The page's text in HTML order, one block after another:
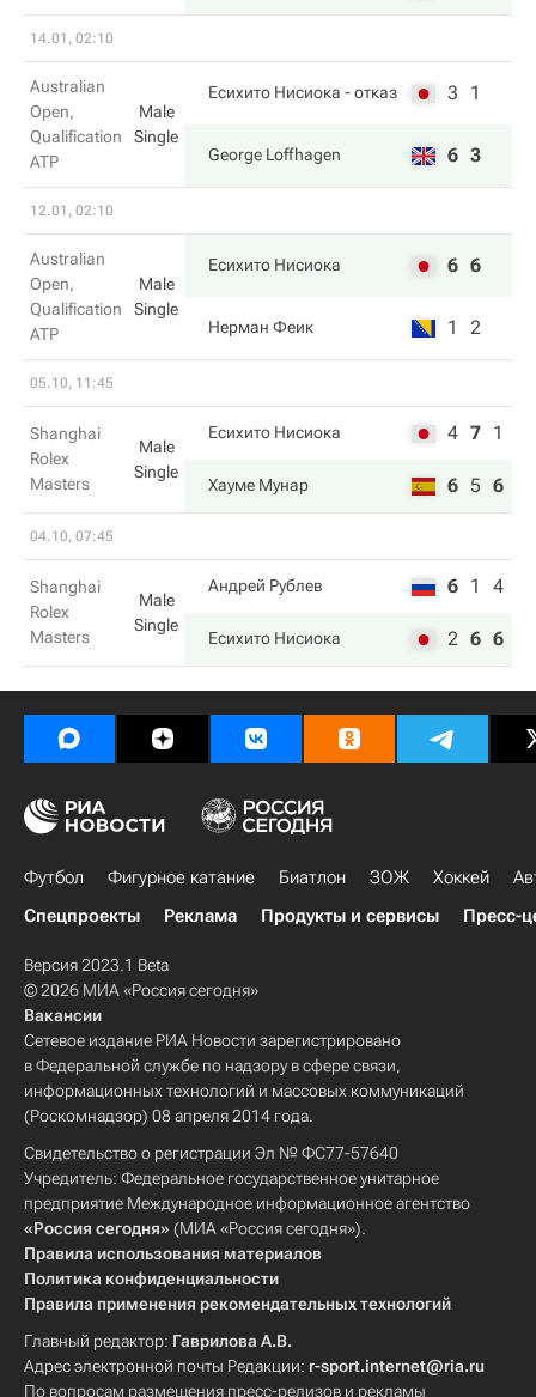
14.01, 02:10
Australian
Open,
Qualification
ATP
Male
Single
Есихито Нисиока - отказ 3 1
George Loffhagen 6 3
12.01, 02:10
Australian
Open,
Qualification
ATP
Male
Single
Есихито Нисиока 6 6
Нерман Феик 1 2
05.10, 11:45
Shanghai
Rolex
Masters
Male
Single
Есихито Нисиока 4 7 1
Хауме Мунар 6 5 6
04.10, 07:45
Shanghai
Rolex
Masters
Male
Single
Андрей Рублев 6 1 4
Есихито Нисиока 2 6 6
Футбол Фигурное катание Биатлон ЗОЖ Хоккей
Спецпроекты
Реклама Продукты и сервисы Пресс-
Версия 2023.1 Beta
© 2026 МИА «Россия сегодня»
Вакансии
Сетевое издание РИА Новости зарегистрировано
в Федеральной службе по надзору в сфере связи,
информационных технологий и массовых коммуникаций
(Роскомнадзор) 08 апреля 2014 года.
Свидетельство о регистрации Эл № ФС77-57640
Учредитель: Федеральное государственное унитарное
предприятие Международное информационное агентство
«Россия сегодня» (МИА «Россия сегодня»).
Правила использования материалов
Политика конфиденциальности
Правила применения рекомендательных технологий
Главный редактор: Гаврилова А.В.
Адрес электронной почты Редакции: r-sport.internet@ria.ru
По вопросам размещения пресс-релизов и рекламы